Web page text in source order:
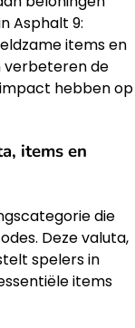
Asphalt 9:
items en
verbeteren de
hebben op
items en
die
Deze valuta,
spelers in
items